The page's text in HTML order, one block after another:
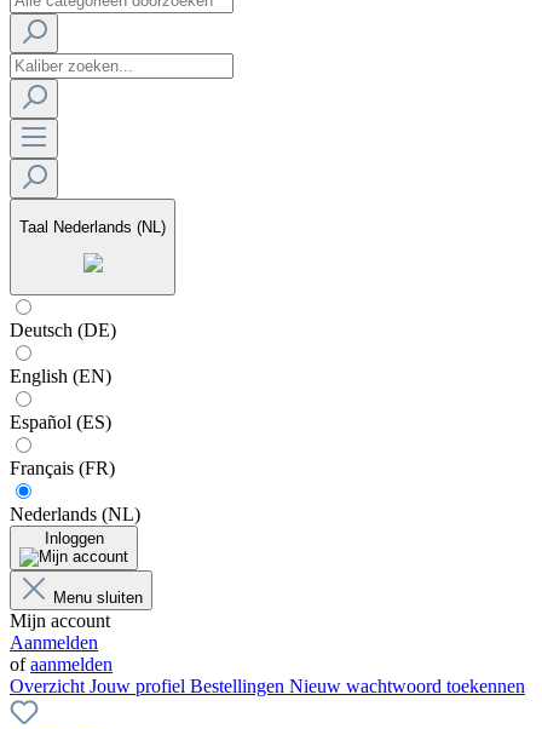
Taal Nederlands (NL)
Deutsch (DE)
English (EN)
Español (ES)
Français (FR)
Nederlands (NL)
Inloggen
Menu sluiten
Mijn account
Aanmelden
ofaanmelden
Overzicht Jouw profiel Bestellingen Nieuw wachtwoord toekennen